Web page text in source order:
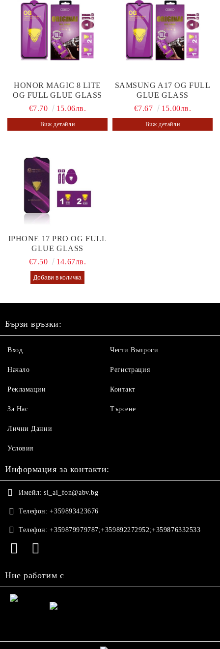
HONOR MAGIC 8 LITE
OG FULL GLUE GLASS
€7.70
15.06лв.
Виж детайли
SAMSUNG A17 OG FULL
GLUE GLASS
€7.67
15.00лв.
Виж детайли
IPHONE 17 PRO OG FULL
GLUE GLASS
€7.50
14.67лв.
Бързи връзки:
Вход
Начало
Рекламации
За Нас
Чести Въпроси
Регистрация
Контакт
Търсене
Лични Данни
Условия
Информация за контакти:
Имейл: si_ai_fon@abv.bg
Телефон: +359893423676
Телефон: +359879979787;+359892272952;+359876332533
Ние работим с